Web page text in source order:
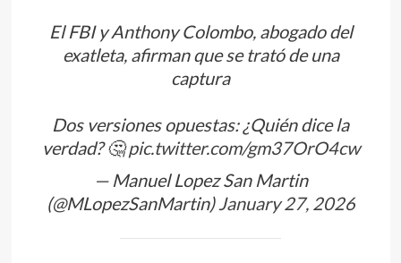
El FBI y Anthony Colombo, abogado del
exatleta, afirman que se trató de una
captura
Dos versiones opuestas: ¿Quién dice la
verdad? 🤔pic.twitter.com/gm37OrO4cw
— Manuel Lopez San Martin
(@MLopezSanMartin)January 27, 2026